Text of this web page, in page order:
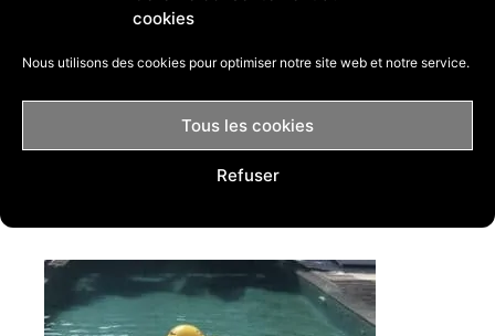
cookies
Nous utilisons des cookies pour optimiser notre site web et notre service.
Tous les cookies
Refuser
marketplace la plus puissante du monde.
Catégories
Ecommerce & Dropshipping
Étiquettes